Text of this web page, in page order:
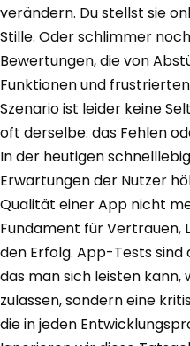
verändern. Du stellst sie
Stille. Oder schlimmer
Bewertungen, die von
Funktionen und
Szenario ist leider keine
oft derselbe: das Fehlen
In der heutigen
Erwartungen der Nutzer
Qualität einer App nicht
Fundament für Vertrauen,
den Erfolg. App-Tests
das man sich leisten kann,
zulassen, sondern eine
die in jeden